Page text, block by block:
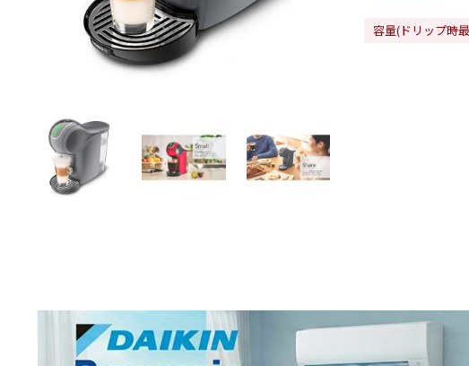
容量(ドリップ時